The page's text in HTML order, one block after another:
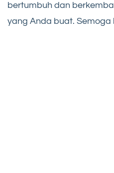
bertumbuh dan
yang Anda buat.